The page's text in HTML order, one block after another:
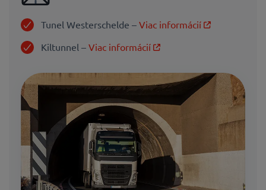
Tunel Westerschelde – Viac informácií
Kiltunnel – Viac informácií